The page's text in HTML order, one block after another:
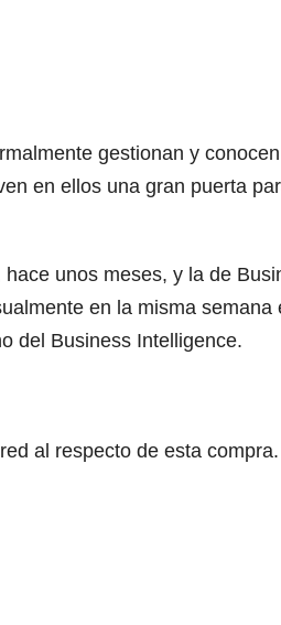
gestionan y
en ellos una gran puerta
unos meses, y la de
en la misma semana
del Business Intelligence.
al respecto de esta compra.